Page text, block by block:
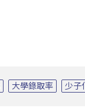
大學錄取率 少子